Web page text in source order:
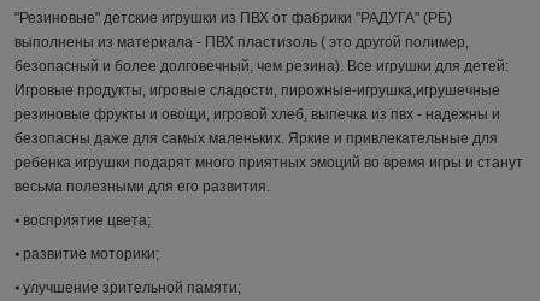
"Резиновые" детские игрушки из ПВХ от фабрики "РАДУГА" (РБ)
выполнены из материала - ПВХ пластизоль ( это другой полимер,
безопасный и более долговечный, чем резина). Все игрушки для детей:
Игровые продукты, игровые сладости, пирожные-игрушка,игрушечные
резиновые фрукты и овощи, игровой хлеб, выпечка из пвх - надежны и
безопасны даже для самых маленьких. Яркие и привлекательные для
ребенка игрушки подарят много приятных эмоций во время игры и станут
весьма полезными для его развития.
⦁ восприятие цвета;
⦁ развитие моторики;
⦁ улучшение зрительной памяти;